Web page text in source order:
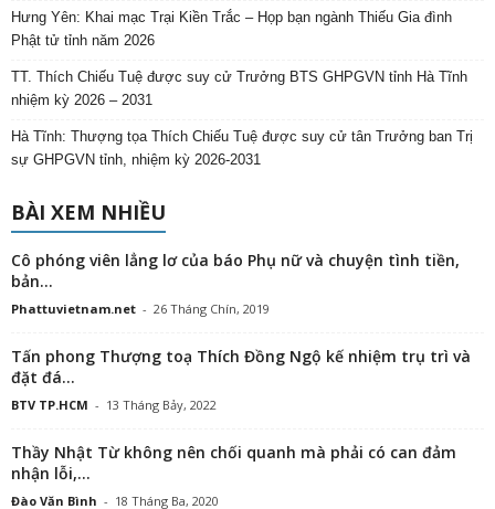
Hưng Yên: Khai mạc Trại Kiền Trắc – Họp bạn ngành Thiếu Gia đình
Phật tử tỉnh năm 2026
TT. Thích Chiếu Tuệ được suy cử Trưởng BTS GHPGVN tỉnh Hà Tĩnh
nhiệm kỳ 2026 – 2031
Hà Tĩnh: Thượng tọa Thích Chiếu Tuệ được suy cử tân Trưởng ban Trị
sự GHPGVN tỉnh, nhiệm kỳ 2026-2031
BÀI XEM NHIỀU
Cô phóng viên lẳng lơ của báo Phụ nữ và chuyện tình tiền,
bản...
Phattuvietnam.net - 26 Tháng Chín, 2019
Tấn phong Thượng toạ Thích Đồng Ngộ kế nhiệm trụ trì và
đặt đá...
BTV TP.HCM - 13 Tháng Bảy, 2022
Thầy Nhật Từ không nên chối quanh mà phải có can đảm
nhận lỗi,...
Đào Văn Bình - 18 Tháng Ba, 2020